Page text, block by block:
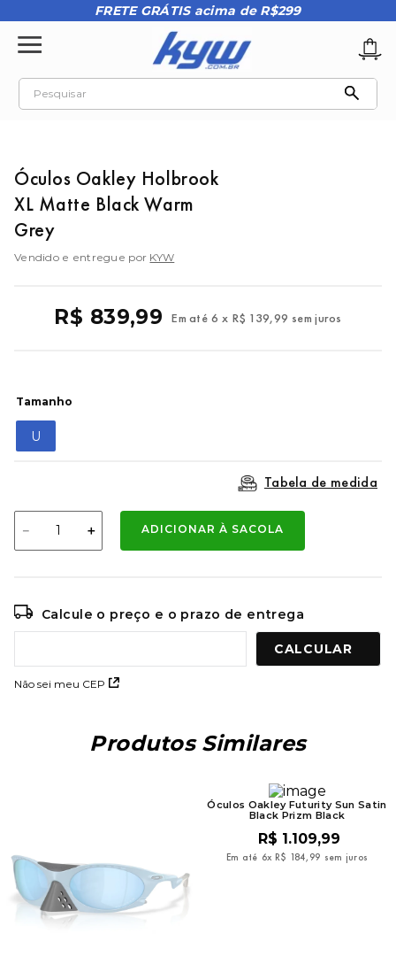
FRETE GRÁTIS acima de R$299
Pesquisar
Óculos Oakley Holbrook
XL Matte Black Warm
Grey
Vendido e entregue por KYW
R$ 839,99 Em até 6 x R$ 139,99 sem juros
Tamanho
U
Tabela de medida
＋
－ ADICIONAR À SACOLA
Calcule o preço e o prazo de entrega
Não sei meu CEP
Produtos Similares
Óculos Oakley Futurity Sun Satin
Black Prizm Black
R$ 1.109,99
Em até 6x R$ 184, 99 sem juros
2º oakley
tenis
9º mochila oakley
10